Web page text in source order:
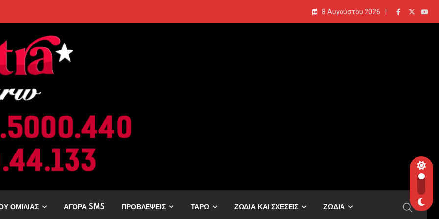
Οι Επόμενες Μέρες Κρύβουν ΣΟΚ για αυτά τα Ζώδια» 8 Αυγούστου 2026
ΟΜΙΛΙΑΣ ΑΓΟΡΑ SMS ΠΡΟΒΛΕΨΕΙΣ ΤΑΡΩ ΖΩΔΙΑ ΚΑΙ ΣΧΕΣΕΙΣ ΖΩΔΙΑ